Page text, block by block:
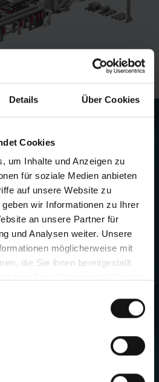
Details Über Cookies
Cookies
um Inhalte und Anzeigen zu
für soziale Medien anbieten
auf unsere Website zu
wir Informationen zu Ihrer
an unsere Partner für
und Analysen weiter. Unsere
möglicherweise mit
die Sie ihnen bereitgestellt
rapides avec la